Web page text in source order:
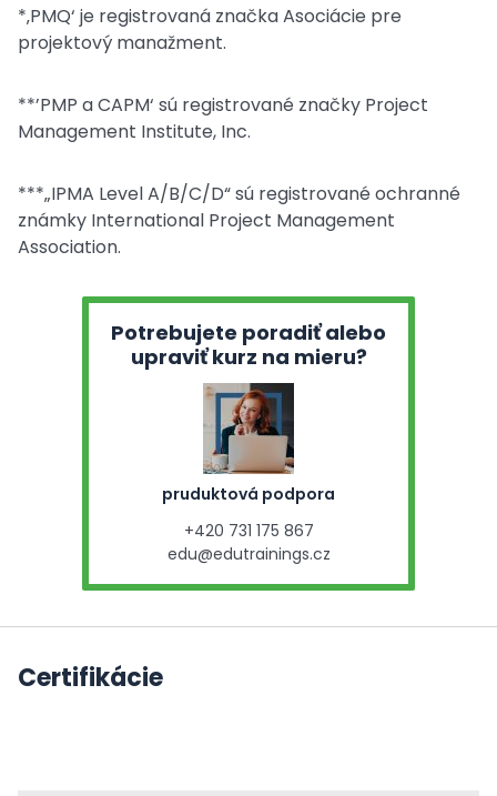
*‚PMQ‘ je registrovaná značka Asociácie pre
projektový manažment.
**’PMP a CAPM‘ sú registrované značky Project
Management Institute, Inc.
***„IPMA Level A/B/C/D“ sú registrované ochranné
známky International Project Management
Association.
Potrebujete poradiť alebo
upraviť kurz na mieru?
pruduktová podpora
+420 731 175 867
edu@edutrainings.cz
Certifikácie